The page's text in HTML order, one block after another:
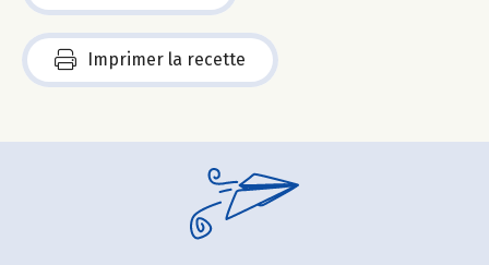
Imprimer la recette